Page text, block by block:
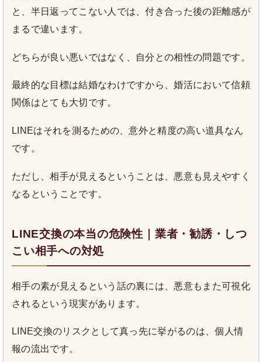
と、半日返ってこない人では、付き合った後の距離感が
まるで違います。
どちらが良い悪いではなく、自分との相性の問題です。
最終的な目標は結婚なわけですから、婚活において信頼
関係はとても大切です。
LINEはそれを測るための、意外と精度の高い道具なん
です。
ただし、相手が見えるということは、悪意も見えやすく
なるということです。
LINE交換の本当の危険性｜業者・勧誘・しつ
こい相手への対処
相手の素が見えるという話の裏には、悪意もまた可視化
されるという現実があります。
LINE交換のリスクとして真っ先に挙がるのは、個人情
報の流出です。